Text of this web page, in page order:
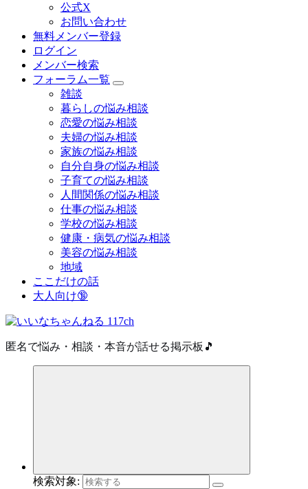
公式X
お問い合わせ
無料メンバー登録
ログイン
メンバー検索
フォーラム一覧
雑談
暮らしの悩み相談
恋愛の悩み相談
夫婦の悩み相談
家族の悩み相談
自分自身の悩み相談
子育ての悩み相談
人間関係の悩み相談
仕事の悩み相談
学校の悩み相談
健康・病気の悩み相談
美容の悩み相談
地域
ここだけの話
大人向け🔞
匿名で悩み・相談・本音が話せる掲示板🎵
検索対象: